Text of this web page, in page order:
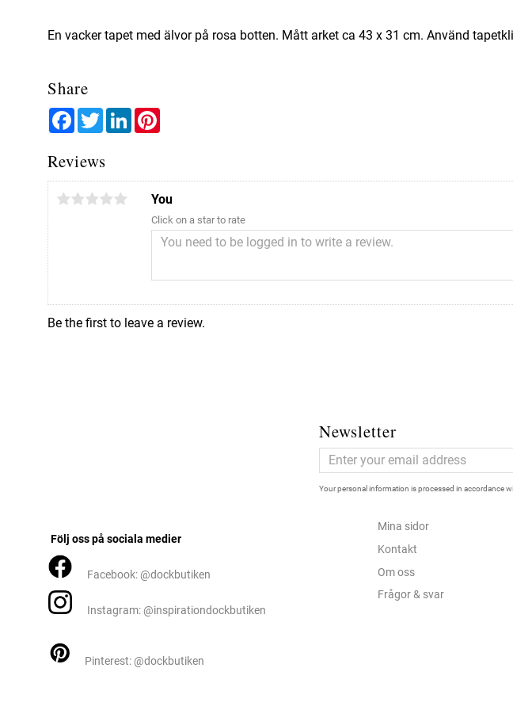
En vacker tapet med älvor på rosa botten. Mått arket ca 43 x 31 cm. Använd
Share
FacebookTwitterLinkedIn
Reviews
You
Click on a star to rate
Be the first to leave a review.
Newsletter
Your personal information is processed in accordance
Följ oss på sociala medier
Facebook: @dockbutiken
Instagram: @inspirationdockbutiken
Pinterest: @dockbutiken
Mina sidor
Kontakt
Om oss
Frågor & svar